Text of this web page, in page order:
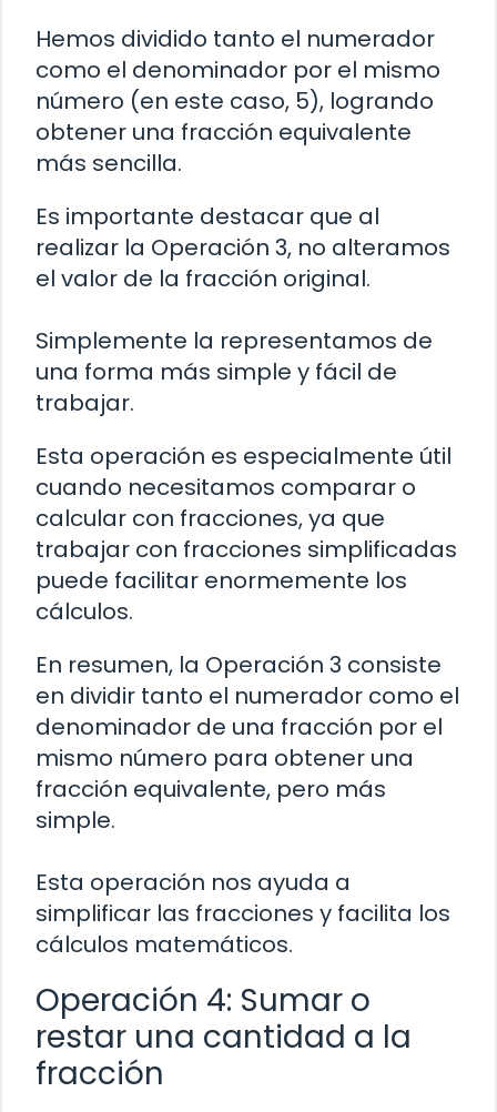
Hemos dividido tanto el numerador
como el denominador por el mismo
número (en este caso, 5), logrando
obtener una fracción equivalente
más sencilla.
Es importante destacar que al
realizar la Operación 3, no alteramos
el valor de la fracción original.
Simplemente la representamos de
una forma más simple y fácil de
trabajar.
Esta operación es especialmente útil
cuando necesitamos comparar o
calcular con fracciones, ya que
trabajar con fracciones simplificadas
puede facilitar enormemente los
cálculos.
En resumen, la Operación 3 consiste
en dividir tanto el numerador como el
denominador de una fracción por el
mismo número para obtener una
fracción equivalente, pero más
simple.
Esta operación nos ayuda a
simplificar las fracciones y facilita los
cálculos matemáticos.
Operación 4: Sumar o
restar una cantidad a la
fracción